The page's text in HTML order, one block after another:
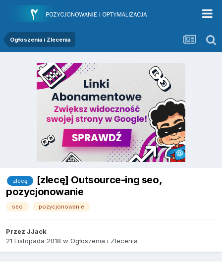
Ogłoszenia i Zlecenia
zlecę
[zlecę] Outsource-ing seo,
pozycjonowanie
seo pozycjonowanie
Przez JJack
21 Listopada 2018 w Ogłoszenia i Zlecenia